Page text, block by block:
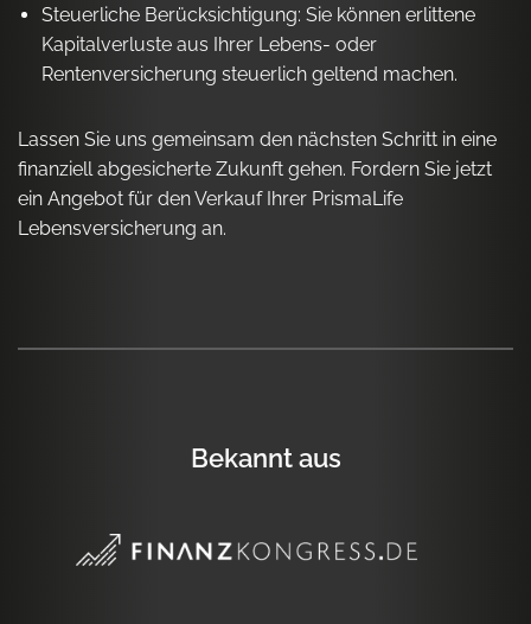
Steuerliche Berücksichtigung: Sie können erlittene
Kapitalverluste aus Ihrer Lebens- oder
Rentenversicherung steuerlich geltend machen.
Lassen Sie uns gemeinsam den nächsten Schritt in eine
finanziell abgesicherte Zukunft gehen. Fordern Sie jetzt
ein Angebot für den Verkauf Ihrer PrismaLife
Lebensversicherung an.
Bekannt aus